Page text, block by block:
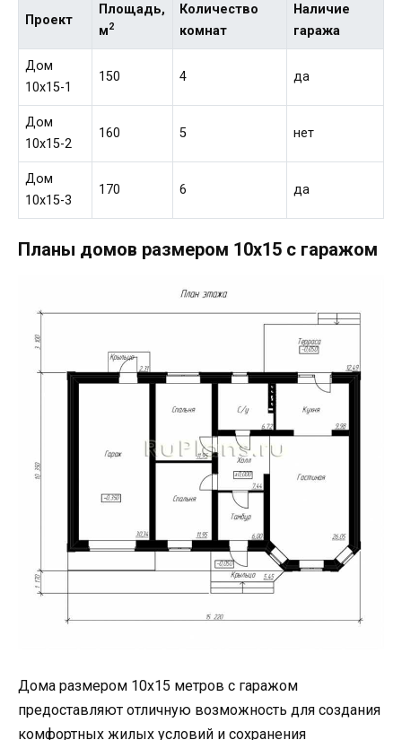
Проект
Площадь,
м2
Количество
комнат
Наличие
гаража
Дом
10х15-1
150 4 да
Дом
10х15-2
160 5 нет
Дом
10х15-3
170 6 да
Планы домов размером 10х15 с гаражом
Дома размером 10х15 метров с гаражом
предоставляют отличную возможность для создания
комфортных жилых условий и сохранения